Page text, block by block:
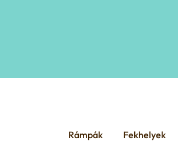
navigation
contentRámpák Fekhelyek